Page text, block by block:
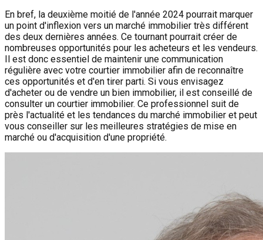
En bref, la deuxième moitié de l'année 2024 pourrait marquer
un point d'inflexion vers un marché immobilier très différent
des deux dernières années. Ce tournant pourrait créer de
nombreuses opportunités pour les acheteurs et les vendeurs.
Il est donc essentiel de maintenir une communication
régulière avec votre courtier immobilier afin de reconnaître
ces opportunités et d'en tirer parti. Si vous envisagez
d'acheter ou de vendre un bien immobilier, il est conseillé de
consulter un courtier immobilier. Ce professionnel suit de
près l'actualité et les tendances du marché immobilier et peut
vous conseiller sur les meilleures stratégies de mise en
marché ou d'acquisition d'une propriété.